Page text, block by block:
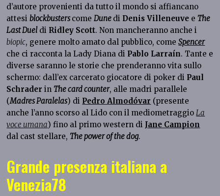
d’autore provenienti da tutto il mondo si affiancano
attesiblockbusterscomeDune di Denis Villeneuve e The
Last Dueldi Ridley Scott. Non mancheranno anche i
biopic, genere molto amato dal pubblico, comeSpencer
che ci racconta la Lady Diana di Pablo Larraín. Tante e
diverse saranno le storie che prenderanno vita sullo
schermo: dall’ex carcerato giocatore di poker di Paul
Schrader in The card counter, alle madri parallele
(Madres Paralelas) di Pedro Almodóvar (presente
anche l’anno scorso al Lido con il mediometraggio La
voce umana) fino al primo western di Jane Campion
dal cast stellare, The power of the dog.
Grande presenza italiana a
Venezia78